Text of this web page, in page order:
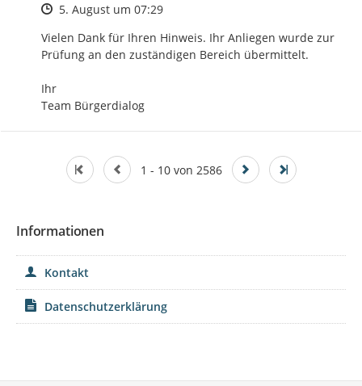
Zeitpunkt des Erstellens
5. August um 07:29
Vielen Dank für Ihren Hinweis. Ihr Anliegen wurde zur
Prüfung an den zuständigen Bereich übermittelt.
Ihr
Team Bürgerdialog
1 - 10 von 2586
Informationen
Kontakt
Datenschutzerklärung